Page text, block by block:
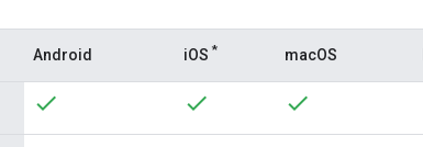
Android iOS * macOS